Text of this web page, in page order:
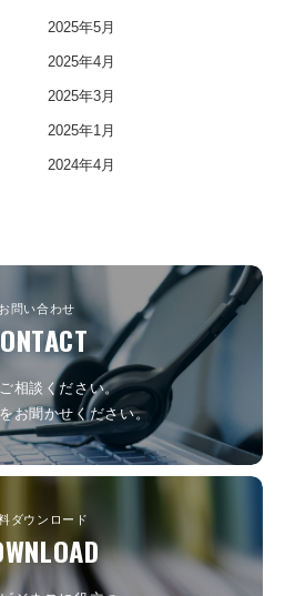
2025年5月
2025年4月
2025年3月
2025年1月
2024年4月
ダウンロード
お問い合わせ
相談ください。
お聞かせください。